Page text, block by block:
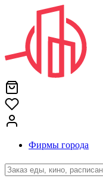
Фирмы города